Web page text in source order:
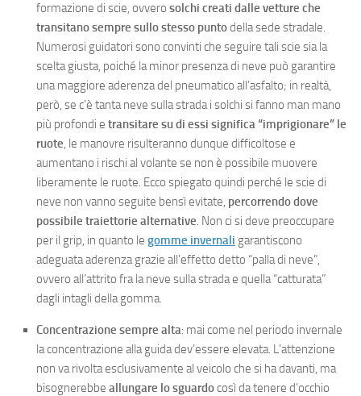
formazione di scie, ovvero solchi creati dalle vetture che
transitano sempre sullo stesso puntodella sede stradale.
Numerosi guidatori sono convinti che seguire tali scie sia la
scelta giusta, poiché la minor presenza di neve può garantire
una maggiore aderenza del pneumatico all’asfalto; in realtà,
però, se c’è tanta neve sulla strada i solchi si fanno man mano
più profondi e transitare su di essi significa “imprigionare” le
ruote, le manovre risulteranno dunque difficoltose e
aumentano i rischi al volante se non è possibile muovere
liberamente le ruote. Ecco spiegato quindi perché le scie di
neve non vanno seguite bensì evitate, percorrendo dove
possibile traiettorie alternative. Non ci si deve preoccupare
per il grip, in quanto le gomme invernali garantiscono
adeguata aderenza grazie all’effetto detto “palla di neve”,
ovvero all’attrito fra la neve sulla strada e quella “catturata”
dagli intagli della gomma.
Concentrazione sempre alta: mai come nel periodo invernale
la concentrazione alla guida dev’essere elevata. L’attenzione
non va rivolta esclusivamente al veicolo che si ha davanti, ma
bisognerebbe allungare lo sguardocosì da tenere d’occhio